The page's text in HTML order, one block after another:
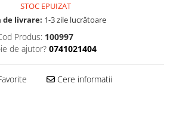
STOC EPUIZAT
de livrare: 1-3 zile lucrătoare
Produs: 100997
de ajutor? 0741021404
Cere informatii